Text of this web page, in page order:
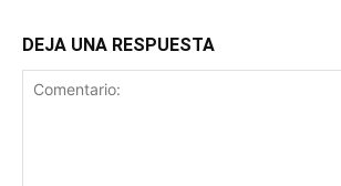
DEJA UNA RESPUESTA